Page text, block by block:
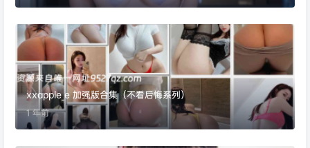
xxapple_e 加强版合集（不看后悔系列）
1 年前